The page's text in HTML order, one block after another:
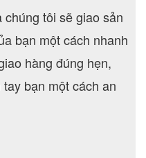
tôi sẽ giao sản
bạn một cách nhanh
hàng đúng hẹn,
bạn một cách an